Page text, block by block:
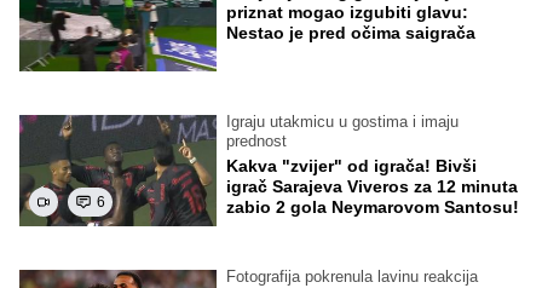
priznat mogao izgubiti glavu:
Nestao je pred očima saigrača
6
Igraju utakmicu u gostima i imaju
prednost
Kakva "zvijer" od igrača! Bivši
igrač Sarajeva Viveros za 12 minuta
zabio 2 gola Neymarovom Santosu!
Fotografija pokrenula lavinu reakcija